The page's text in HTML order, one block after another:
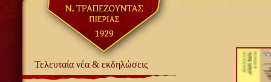
Τελευταία νέα & εκδηλώσεις